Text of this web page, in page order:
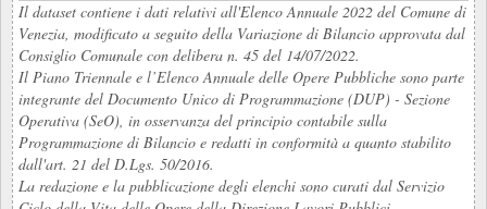
Il dataset contiene i dati relativi all'Elenco Annuale 2022 del Comune di
Venezia, modificato a seguito della Variazione di Bilancio approvata dal
Consiglio Comunale con delibera n. 45 del 14/07/2022.
Il Piano Triennale e l’Elenco Annuale delle Opere Pubbliche sono parte
integrante del Documento Unico di Programmazione (DUP) - Sezione
Operativa (SeO), in osservanza del principio contabile sulla
Programmazione di Bilancio e redatti in conformità a quanto stabilito
dall'art. 21 del D.Lgs. 50/2016.
La redazione e la pubblicazione degli elenchi sono curati dal Servizio